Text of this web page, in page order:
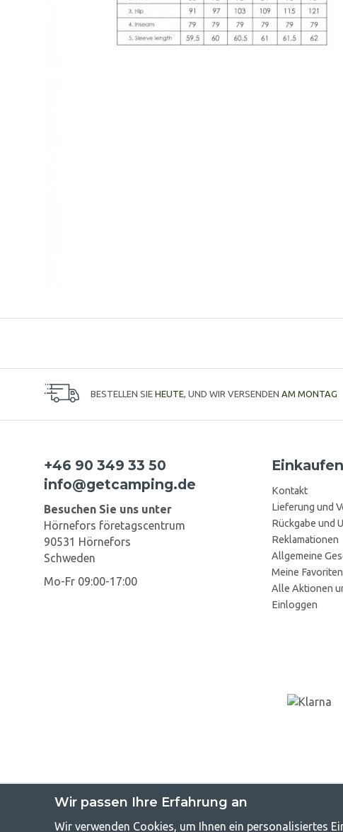
BESTELLEN SIE HEUTE , UND WIR VERSENDEN AM MONTAG
+46 90 349 33 50
info@getcamping.de
Besuchen Sie uns unter
Hörnefors företagscentrum
90531 Hörnefors
Schweden
Mo-Fr 09:00-17:00
Einkaufen
Kontakt
Lieferung und
Rückgabe und
Reklamationen
Allgemeine
Meine Favoriten
Alle Aktionen
Einloggen
Wir passen Ihre Erfahrung an
Wir verwenden Cookies, um Ihnen ein personalisiertes